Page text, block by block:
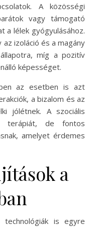
A közösségi
vagy támogató
a lélek gyógyulásához.
izoláció és a magány
míg a pozitív
képességet.
az esetben is azt
a bizalom és az
jólétnek. A szociális
terápiát, de fontos
amelyet érdemes
a
is egyre